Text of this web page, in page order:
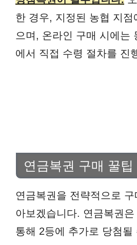
한 경우, 지정된 농협 지점
으며, 온라인 구매 시에는
에서 직접 수령 절차를 진
연금복권 구매 꿀팁
연금복권을 전략적으로
아보겠습니다. 연금복권
통해 2등에 추가로 당첨될